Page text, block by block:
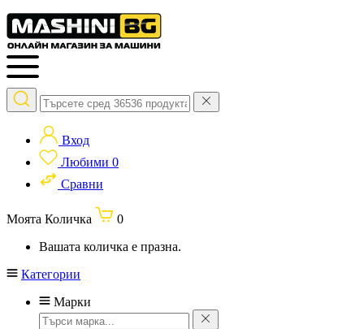
Вход
Любими 0
Сравни
Моята Количка
0
Вашата количка е празна.
Категории
Марки